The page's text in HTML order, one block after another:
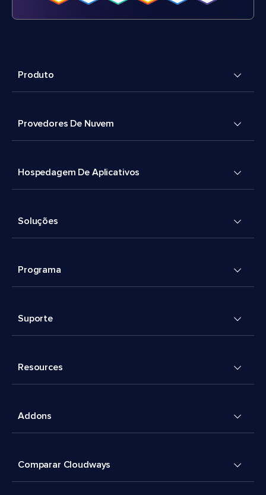
Produto
Provedores De Nuvem
Hospedagem De Aplicativos
Soluções
Programa
Suporte
Resources
Addons
Comparar Cloudways